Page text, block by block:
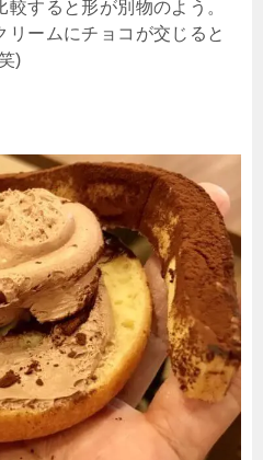
すると形が別物のよう。
ームにチョコが交じると
)